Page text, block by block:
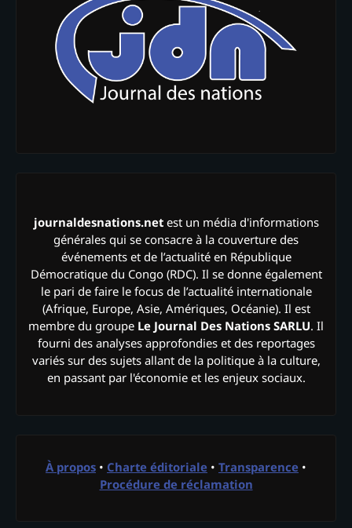
journaldesnations.netest un média d'informations
générales qui se consacre à la couverture des
événements et de l’actualité en République
Démocratique du Congo (RDC). Il se donne également
le pari de faire le focus de l’actualité internationale
(Afrique, Europe, Asie, Amériques, Océanie). Il est
membre du groupe Le Journal Des Nations SARLU. Il
fourni des analyses approfondies et des reportages
variés sur des sujets allant de la politique à la culture,
en passant par l'économie et les enjeux sociaux.
À propos • Charte éditoriale • Transparence •
Procédure de réclamation